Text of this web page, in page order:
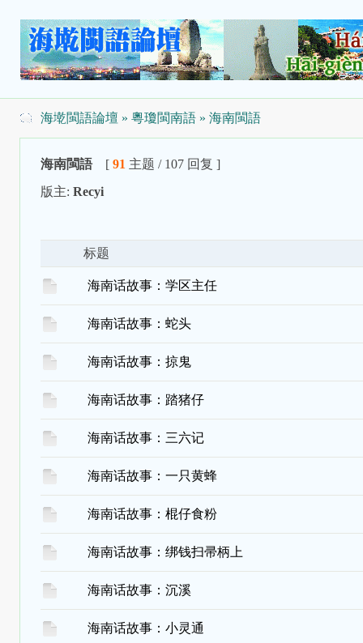
海墘閩語論壇 » 粵瓊閩南語» 海南閩語
海南閩語 [ 91 主题 / 107 回复 ]
版主: Recyi
标题
海南话故事：学区主任
海南话故事：蛇头
海南话故事：掠鬼
海南话故事：踏猪仔
海南话故事：三六记
海南话故事：一只黄蜂
海南话故事：棍仔食粉
海南话故事：绑钱扫帚柄上
海南话故事：沉溪
海南话故事：小灵通